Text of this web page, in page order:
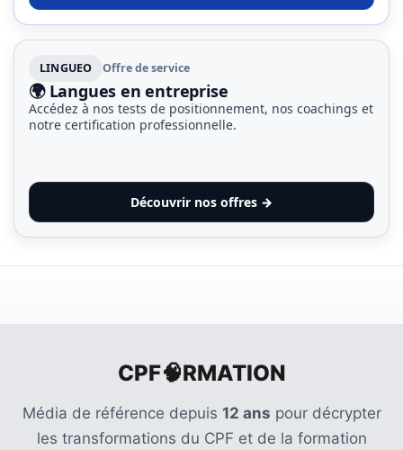
LINGUEO Offre de service
🌍 Langues en entreprise
Accédez à nos tests de positionnement, nos coachings et
notre certification professionnelle.
Découvrir nos offres →
CPF🧠RMATION
Média de référence depuis 12 ans pour décrypter
les transformations du CPF et de la formation